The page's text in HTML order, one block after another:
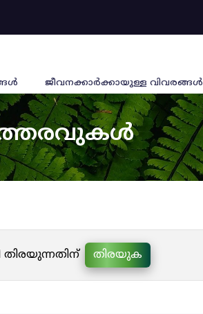
ജീവനക്കാര്‍ക്കായുള്ള വിവരങ്ങള്‍
തിരയുന്നതിന് തിരയുക